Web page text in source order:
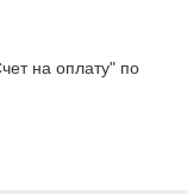
на оплату" по